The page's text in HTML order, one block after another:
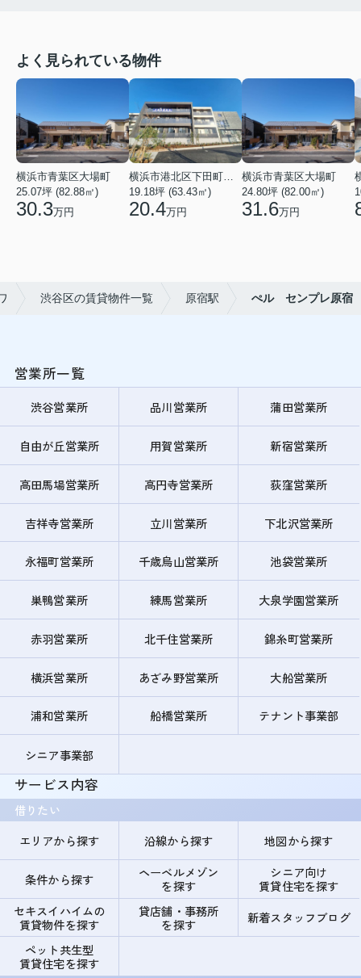
よく見られている物件
横浜市青葉区大場町
25.07坪 (82.88㎡)
30.3万円
19.18坪 (63.43㎡)
20.4万円
横浜市青葉区大場町
24.80坪 (82.00㎡)
31.6万円
渋谷区の賃貸物件一覧 原宿駅 ぺル センプレ原宿
営業所一覧
渋谷営業所 品川営業所 蒲田営業所
自由が丘営業所 用賀営業所 新宿営業所
高田馬場営業所 高円寺営業所 荻窪営業所
吉祥寺営業所 立川営業所 下北沢営業所
永福町営業所 千歳烏山営業所 池袋営業所
巣鴨営業所 練馬営業所 大泉学園営業所
赤羽営業所 北千住営業所 錦糸町営業所
横浜営業所 あざみ野営業所 大船営業所
浦和営業所 船橋営業所 テナント事業部
シニア事業部
サービス内容
借りたい
エリアから探す
沿線から探す 地図から探す
条件から探す
ヘーベルメゾン
を探す
シニア向け
賃貸住宅を探す
セキスイハイムの
賃貸物件を探す
貸店舗・事務所
を探す
新着スタッフブログ
ペット共生型
賃貸住宅を探す